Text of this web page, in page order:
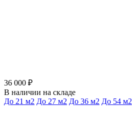
36 000 ₽
В наличии на складе
До 21 м2 До 27 м2 До 36 м2 До 54 м2